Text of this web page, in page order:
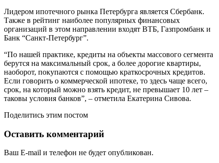
Лидером ипотечного рынка Петербурга является Сбербанк.
Также в рейтинг наиболее популярных финансовых
организаций в этом направлении входят ВТБ, Газпромбанк и
Банк “Санкт-Петербург”.
“По нашей практике, кредиты на объекты массового сегмента
берутся на максимальный срок, а более дорогие квартиры,
наоборот, покупаются с помощью краткосрочных кредитов.
Если говорить о коммерческой ипотеке, то здесь чаще всего,
срок, на который можно взять кредит, не превышает 10 лет –
таковы условия банков”, – отметила Екатерина Сивова.
Поделитись этим постом
Оставить комментарий
Ваш E-mail и телефон не будет опубликован.